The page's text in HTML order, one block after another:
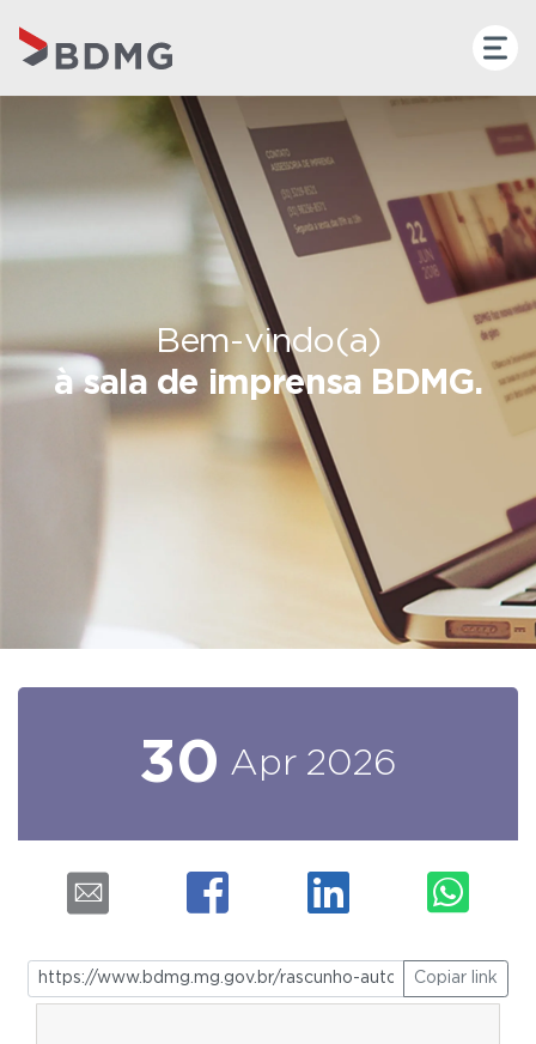
Bem-vindo(a)
à sala de imprensa BDMG.
30 Apr 2026
Copiar link